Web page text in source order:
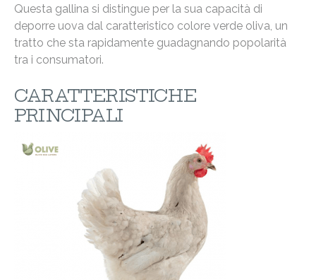
Questa gallina si distingue per la sua capacità di
deporre uova dal caratteristico colore verde oliva, un
tratto che sta rapidamente guadagnando popolarità
tra i consumatori.
CARATTERISTICHE
PRINCIPALI